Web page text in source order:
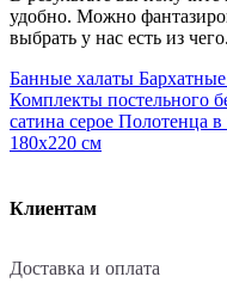
удобно. Можно
выбрать у нас есть из чего.
Банные халаты
Комплекты постельного
сатина серое Полотенца
180х220 см
Клиентам
Доставка и оплата